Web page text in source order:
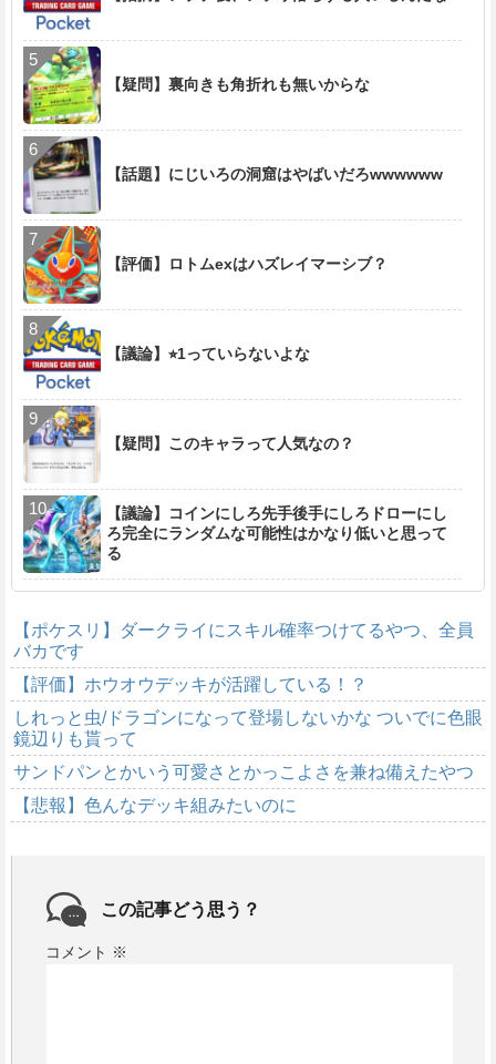
【疑問】裏向きも角折れも無いからな
【話題】にじいろの洞窟はやばいだろwwwwww
【評価】ロトムexはハズレイマーシブ？
【議論】⭐︎1っていらないよな
【疑問】このキャラって人気なの？
【議論】コインにしろ先手後手にしろドローにし
ろ完全にランダムな可能性はかなり低いと思って
る
【ポケスリ】ダークライにスキル確率つけてるやつ、全員
バカです
【評価】ホウオウデッキが活躍している！？
しれっと虫/ドラゴンになって登場しないかな ついでに色眼
鏡辺りも貰って
サンドパンとかいう可愛さとかっこよさを兼ね備えたやつ
【悲報】色んなデッキ組みたいのに
この記事どう思う？
コメント ※